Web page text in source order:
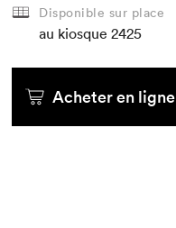
Disponible sur place
au kiosque 2425
Acheter en ligne